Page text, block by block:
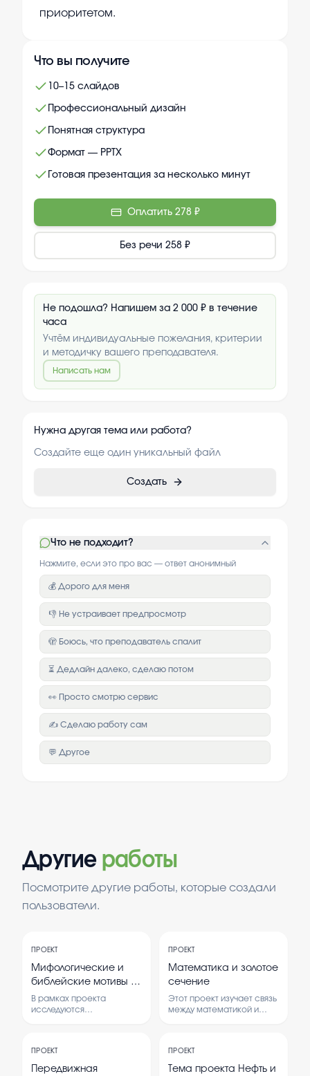
приоритетом.
Что вы получите
10–15 слайдов
Профессиональный дизайн
Понятная структура
Формат — PPTX
Готовая презентация за несколько минут
Оплатить 278 ₽
Без речи 258 ₽
Не подошла? Напишем за 2 000 ₽ в течение
часа
Учтём индивидуальные пожелания, критерии
и методичку вашего преподавателя.
Написать нам
Нужна другая тема или работа?
Создайте еще один уникальный файл
Создать
Что не подходит?
Нажмите, если это про вас — ответ анонимный
💰 Дорого для меня
👎 Не устраивает предпросмотр
🫣 Боюсь, что преподаватель спалит
⏳ Дедлайн далеко, сделаю потом
👀 Просто смотрю сервис
✍️ Сделаю работу сам
💬 Другое
Другие работы
Посмотрите другие работы, которые создали
пользователи.
ПРОЕКТ
Мифологические и
библейские мотивы в
литературе -
исследование
библейских сюжетов.
В рамках проекта
исследуются
в литературных
произведениях разных
ПРОЕКТ
Математика и золотое
сечение
Этот проект изучает связь
между математикой и
теоретические основы и
практические примеры
ПРОЕКТ
Передвижная
ПРОЕКТ
Тема проекта Нефть и